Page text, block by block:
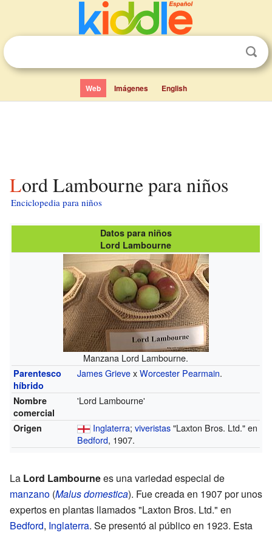
Web Imágenes English
Lord Lambourne para niños
Enciclopedia para niños
Datos para niños
Lord Lambourne
Manzana Lord Lambourne.
Parentesco
híbrido
James GrievexWorcester Pearmain.
Nombre
comercial
'Lord Lambourne'
Origen Inglaterra;viveristas"Laxton Bros. Ltd." en
Bedford, 1907.
La Lord Lambournees una variedad especial de
manzano (Malus domestica). Fue creada en 1907 por unos
expertos en plantas llamados "Laxton Bros. Ltd." en
Bedford, Inglaterra. Se presentó al público en 1923. Esta